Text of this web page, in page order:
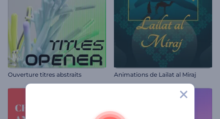
Ouverture titres abstraits Animations de Lailat al Miraj